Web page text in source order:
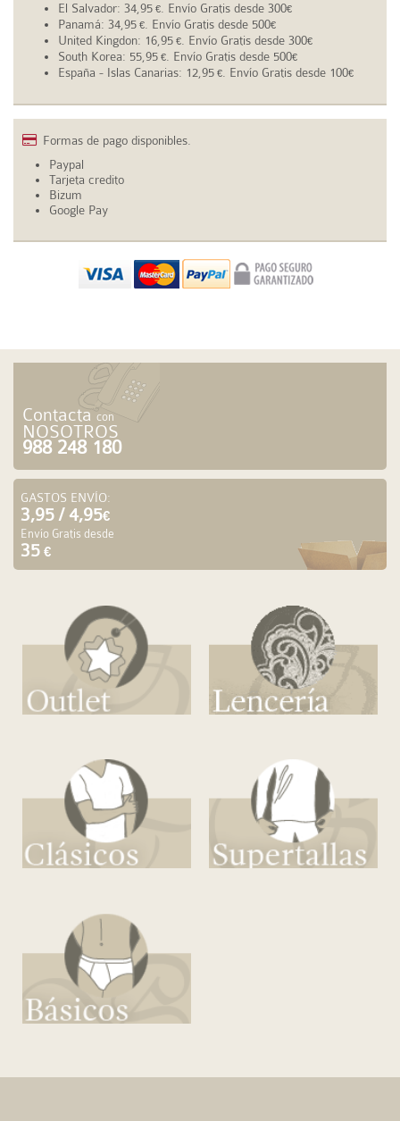
El Salvador: 34,95 € . Envío Gratis desde 300€
Panamá: 34,95 € . Envío Gratis desde 500€
United Kingdon: 16,95 € . Envío Gratis desde 300€
South Korea: 55,95 € . Envío Gratis desde 500€
España - Islas Canarias: 12,95 € . Envío Gratis desde 100€
Formas de pago disponibles.
Paypal
Tarjeta credito
Bizum
Google Pay
Contacta con
NOSOTROS
988 248 180
GASTOS ENVÍO:
3,95 / 4,95€
Envío Gratis desde
35 €